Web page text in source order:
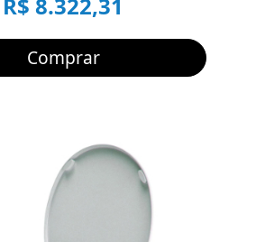
R$ 8.322,31
Comprar